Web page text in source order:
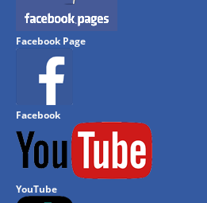
Facebook Page
Facebook
YouTube